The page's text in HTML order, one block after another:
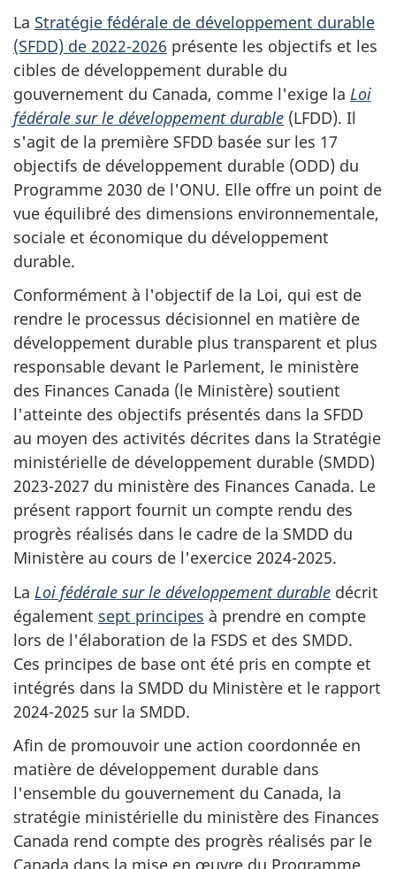
La Stratégie fédérale de développement durable
(SFDD) de 2022-2026 présente les objectifs et les
cibles de développement durable du
gouvernement du Canada, comme l'exige la Loi
fédérale sur le développement durable (LFDD). Il
s'agit de la première SFDD basée sur les 17
objectifs de développement durable (ODD) du
Programme 2030 de l'ONU. Elle offre un point de
vue équilibré des dimensions environnementale,
sociale et économique du développement
durable.
Conformément à l'objectif de la Loi, qui est de
rendre le processus décisionnel en matière de
développement durable plus transparent et plus
responsable devant le Parlement, le ministère
des Finances Canada (le Ministère) soutient
l'atteinte des objectifs présentés dans la SFDD
au moyen des activités décrites dans la Stratégie
ministérielle de développement durable (SMDD)
2023-2027 du ministère des Finances Canada. Le
présent rapport fournit un compte rendu des
progrès réalisés dans le cadre de la SMDD du
Ministère au cours de l'exercice 2024-2025.
La Loi fédérale sur le développement durable décrit
également sept principes à prendre en compte
lors de l'élaboration de la FSDS et des SMDD.
Ces principes de base ont été pris en compte et
intégrés dans la SMDD du Ministère et le rapport
2024-2025 sur la SMDD.
Afin de promouvoir une action coordonnée en
matière de développement durable dans
l'ensemble du gouvernement du Canada, la
stratégie ministérielle du ministère des Finances
Canada rend compte des progrès réalisés par le
Canada dans la mise en œuvre du Programme